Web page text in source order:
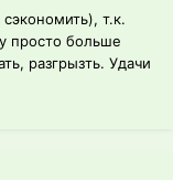
т.к.
просто больше
разгрызть. Удачи